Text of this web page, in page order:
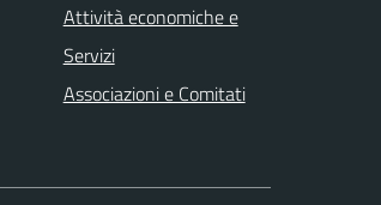
Attività economiche e
Servizi
Associazioni e Comitati